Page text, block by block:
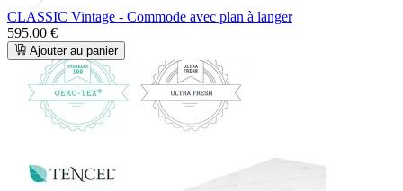
CLASSIC Vintage - Commode avec plan à langer
595,00 €
Ajouter au panier